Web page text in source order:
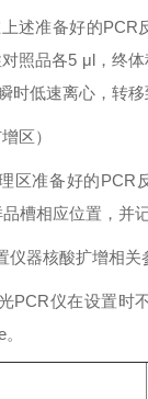
述准备好的PCR
照品各5 μl，终
时低速离心，转移
区）
区准备好的PCR
槽相应位置，并
仪器核酸扩增相关
PCR仪在设置时